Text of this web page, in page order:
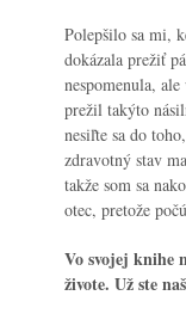
Polepšilo sa mi,
dokázala prežiť
nespomenula,
prežil takýto
nesiľte sa do
zdravotný stav
takže som sa
otec, pretože
Vo svojej knihe
živote. Už ste